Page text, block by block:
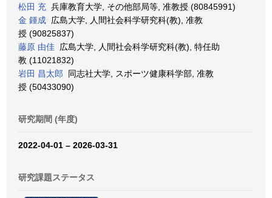
松田 充 兵庫教育大学, その他部局等, 准教授 (80845991)
金 鍾成 広島大学, 人間社会科学研究科(教), 准教
授 (90825837)
藤原 由佳 広島大学, 人間社会科学研究科(教), 特任助
教 (11021832)
岩田 昌太郎 同志社大学, スポーツ健康科学部, 准教
授 (50433090)
研究期間 (年度)
2022-04-01 – 2026-03-31
研究課題ステータス